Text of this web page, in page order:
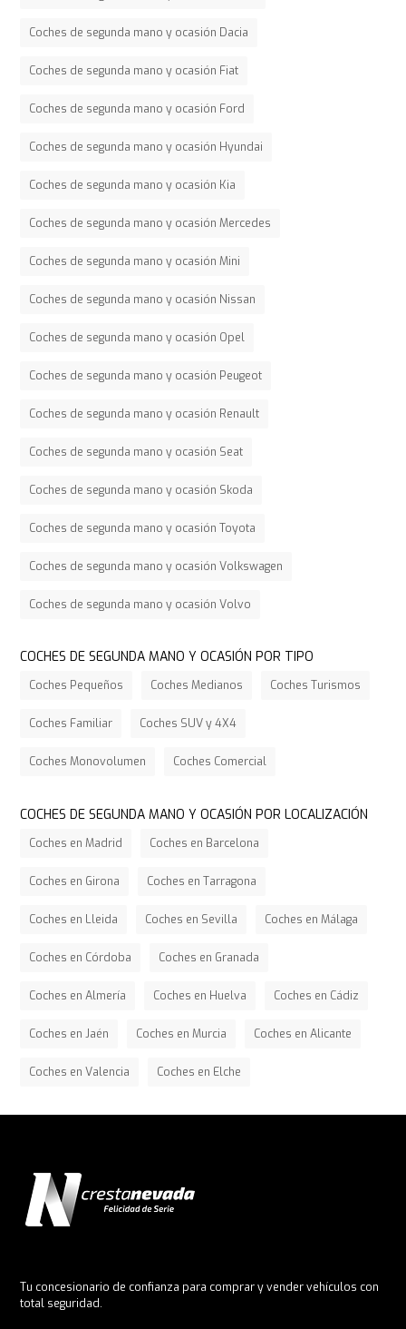
Coches de segunda mano y ocasión Dacia
Coches de segunda mano y ocasión Fiat
Coches de segunda mano y ocasión Ford
Coches de segunda mano y ocasión Hyundai
Coches de segunda mano y ocasión Kia
Coches de segunda mano y ocasión Mercedes
Coches de segunda mano y ocasión Mini
Coches de segunda mano y ocasión Nissan
Coches de segunda mano y ocasión Opel
Coches de segunda mano y ocasión Peugeot
Coches de segunda mano y ocasión Renault
Coches de segunda mano y ocasión Seat
Coches de segunda mano y ocasión Skoda
Coches de segunda mano y ocasión Toyota
Coches de segunda mano y ocasión Volkswagen
Coches de segunda mano y ocasión Volvo
COCHES DE SEGUNDA MANO Y OCASIÓN POR TIPO
Coches Pequeños Coches Medianos Coches Turismos
Coches Familiar Coches SUV y 4X4
Coches Monovolumen Coches Comercial
COCHES DE SEGUNDA MANO Y OCASIÓN POR LOCALIZACIÓN
Coches en Madrid Coches en Barcelona
Coches en Girona Coches en Tarragona
Coches en Lleida Coches en Sevilla Coches en Málaga
Coches en Córdoba Coches en Granada
Coches en Almería Coches en Huelva Coches en Cádiz
Coches en Jaén Coches en Murcia Coches en Alicante
Coches en Valencia Coches en Elche
Tu concesionario de confianza para comprar y vender vehículos con
total seguridad.